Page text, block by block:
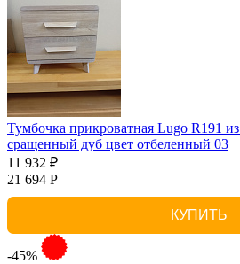
Тумбочка прикроватная Lugo R191
сращенный дуб цвет отбеленный 03
11 932 ₽
21 694 Р
КУПИТЬ
-45%